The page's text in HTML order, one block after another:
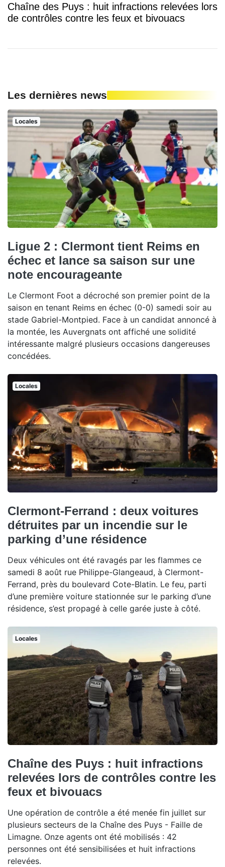
Chaîne des Puys : huit infractions relevées lors
de contrôles contre les feux et bivouacs
Les dernières news
Locales
Ligue 2 : Clermont tient Reims en
échec et lance sa saison sur une
note encourageante
Le Clermont Foot a décroché son premier point de la
saison en tenant Reims en échec (0-0) samedi soir au
stade Gabriel-Montpied. Face à un candidat annoncé à
la montée, les Auvergnats ont affiché une solidité
intéressante malgré plusieurs occasions dangereuses
concédées.
Locales
Clermont-Ferrand : deux voitures
détruites par un incendie sur le
parking d’une résidence
Deux véhicules ont été ravagés par les flammes ce
samedi 8 août rue Philippe-Glangeaud, à Clermont-
Ferrand, près du boulevard Cote-Blatin. Le feu, parti
d’une première voiture stationnée sur le parking d’une
résidence, s’est propagé à celle garée juste à côté.
Locales
Chaîne des Puys : huit infractions
relevées lors de contrôles contre les
feux et bivouacs
Une opération de contrôle a été menée fin juillet sur
plusieurs secteurs de la Chaîne des Puys - Faille de
Limagne. Onze agents ont été mobilisés : 42
personnes ont été sensibilisées et huit infractions
relevées.